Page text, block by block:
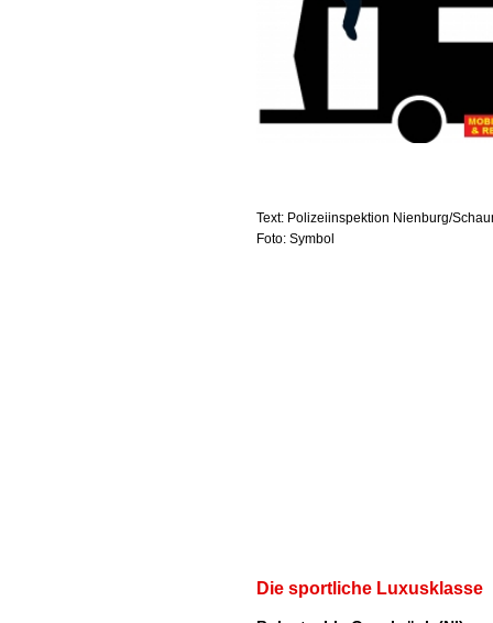
Text: Polizeiinspektion Nienburg/
Foto: Symbol
Die sportliche Luxusklasse